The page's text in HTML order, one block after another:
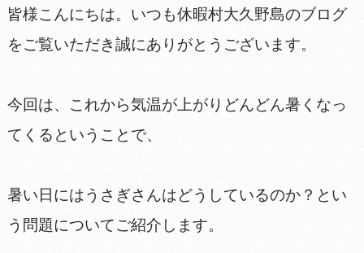
皆様こんにちは。いつも休暇村大久野島のブログ
をご覧いただき誠にありがとうございます。
今回は、これから気温が上がりどんどん暑くなっ
てくるということで、
暑い日にはうさぎさんはどうしているのか？とい
う問題についてご紹介します。